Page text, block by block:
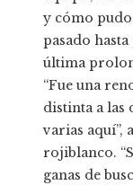
y cómo
pasado
última
“Fue una
distinta a las
varias aquí”,
rojiblanco.
ganas de